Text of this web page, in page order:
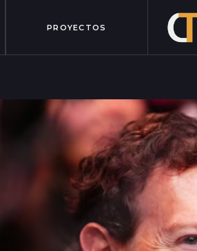
PROYECTOS